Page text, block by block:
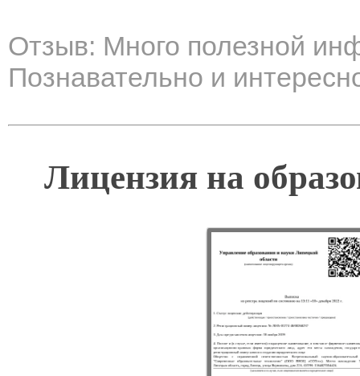
Отзыв: Много полезной
Познавательно и
Лицензия на